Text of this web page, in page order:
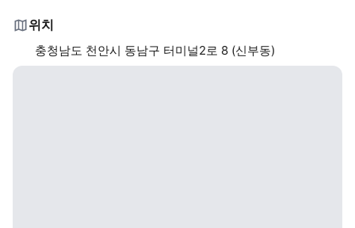
위치
충청남도 천안시 동남구 터미널2로 8 (신부동)